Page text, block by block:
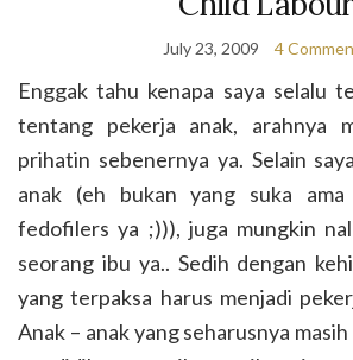
July 23, 2009 4
Enggak tahu kenapa saya selalu
tentang pekerja anak, arahnya
prihatin sebenernya ya. Selain
anak (eh bukan yang suka
fedofilers ya ;))), juga mungkin
seorang ibu ya.. Sedih dengan
yang terpaksa harus menjadi
Anak – anak yang seharusnya